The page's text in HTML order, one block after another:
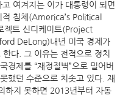
여겨지는 이가 대통령이 되면
침체(America’s Political
젝트 신디케이트(Project
DeLong)내년 미국 경제가
다. 그 이유는 전적으로 정치
경제를 “재정절벽”으로 밀어버
했던 수준으로 치솟고 있다. 재
하지 못하면 2013년부터 자동